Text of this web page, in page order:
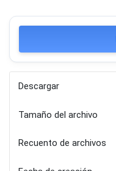
Descargar
Tamaño del archivo
Recuento de archivos